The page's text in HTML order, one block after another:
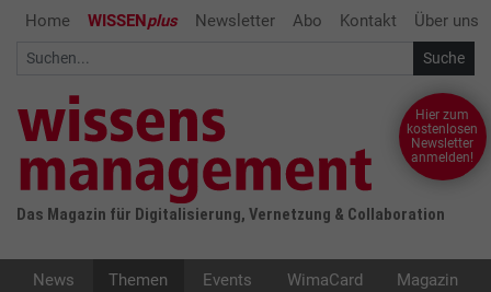
Home WISSENplus Newsletter Abo Kontakt Über uns
Das Magazin für Digitalisierung, Vernetzung & Collaboration
Hier zum
kostenlosen
Newsletter
anmelden!
News Themen Events WimaCard Magazin